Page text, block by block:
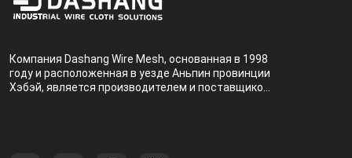
Компания Dashang Wire Mesh, основанная в 1998
году и расположенная в уезде Аньпин провинции
Хэбэй, является производителем и поставщиком,